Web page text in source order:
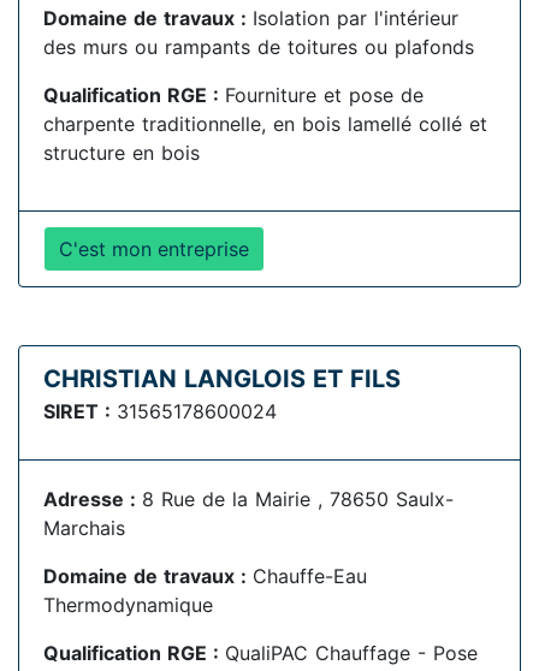
Domaine de travaux : Isolation par l'intérieur
des murs ou rampants de toitures ou plafonds
Qualification RGE : Fourniture et pose de
charpente traditionnelle, en bois lamellé collé et
structure en bois
C'est mon entreprise
CHRISTIAN LANGLOIS ET FILS
SIRET : 31565178600024
Adresse : 8 Rue de la Mairie , 78650 Saulx-
Marchais
Domaine de travaux : Chauffe-Eau
Thermodynamique
Qualification RGE : QualiPAC Chauffage - Pose